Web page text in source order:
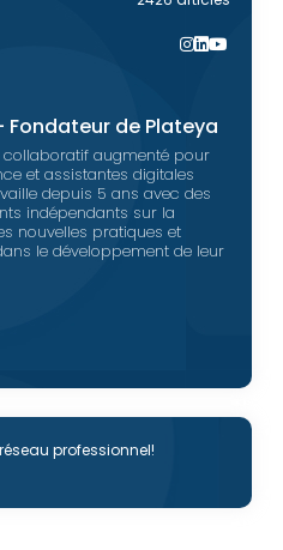
Fondateur de Plateya
collaboratif augmenté pour
et assistantes digitales
depuis 5 ans avec des
indépendants sur la
nouvelles pratiques et
le développement de leur
professionnel!